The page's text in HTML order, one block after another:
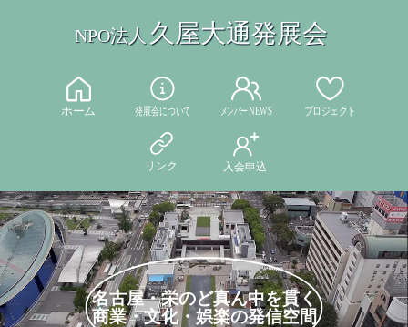
NPO法人 久屋大通発展会
名古屋・栄のど真ん中を貫く
商業・文化・娯楽の発信空間